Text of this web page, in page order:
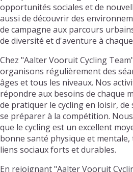
opportunités sociales et de
aussi de découvrir des
de campagne aux parcours
de diversité et d'aventure à
Chez "Aalter Vooruit Cycling
organisons régulièrement des
âges et tous les niveaux. Nos
répondre aux besoins de chaque
de pratiquer le cycling en loisir,
se préparer à la compétition.
que le cycling est un excellent
bonne santé physique et
liens sociaux forts et durables.
En rejoignant "Aalter Vooruit